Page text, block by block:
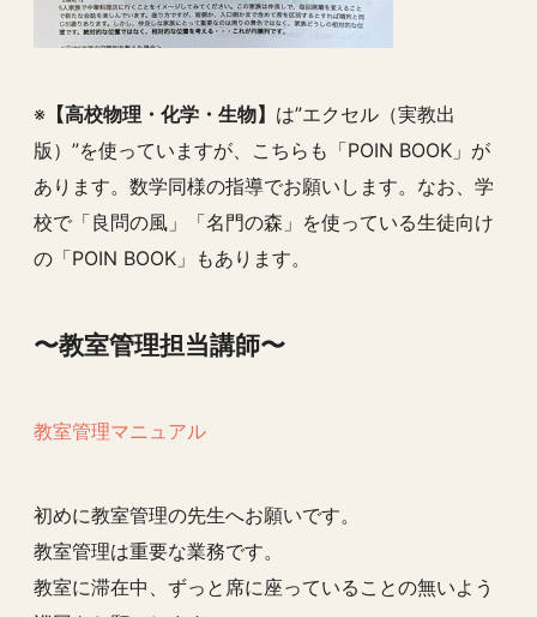
※ 【高校物理・化学・生物】 は”エクセル（実教出
版）”を使っていますが、こちらも「POIN BOOK」が
あります。数学同様の指導でお願いします。なお、学
校で「良問の風」「名門の森」を使っている生徒向け
の「POIN BOOK」もあります。
〜教室管理担当講師〜
教室管理マニュアル
初めに教室管理の先生へお願いです。
教室管理は重要な業務です。
教室に滞在中、ずっと席に座っていることの無いよう